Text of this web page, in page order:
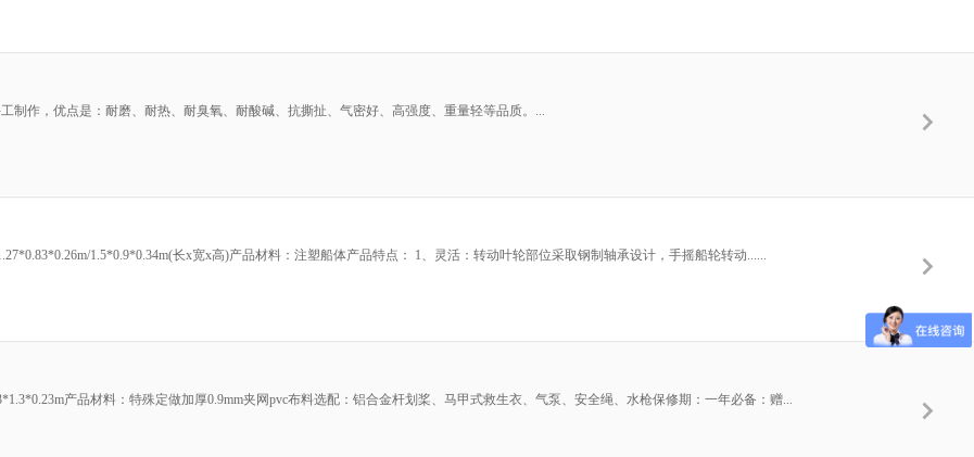
制作，优点是：耐磨、耐热、耐臭氧、耐酸碱、抗撕扯、气密好、高强度、重量轻等品质。...
1.5*0.9*0.34m(长x宽x高)产品材料：注塑船体产品特点： 1、灵活：转动叶轮部位采取钢制轴承设计，手摇船轮转动......
产品材料：特殊定做加厚0.9mm夹网pvc布料选配：铝合金杆划桨、马甲式救生衣、气泵、安全绳、水枪保修期：一年必备：赠...